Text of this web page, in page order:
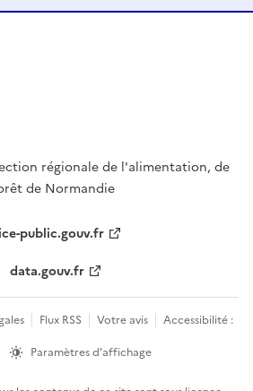
régionale de l'alimentation, de
de Normandie
public.gouv.fr
data.gouv.fr
Flux RSS Votre avis
Accessibilité :
Paramètres d'affichage